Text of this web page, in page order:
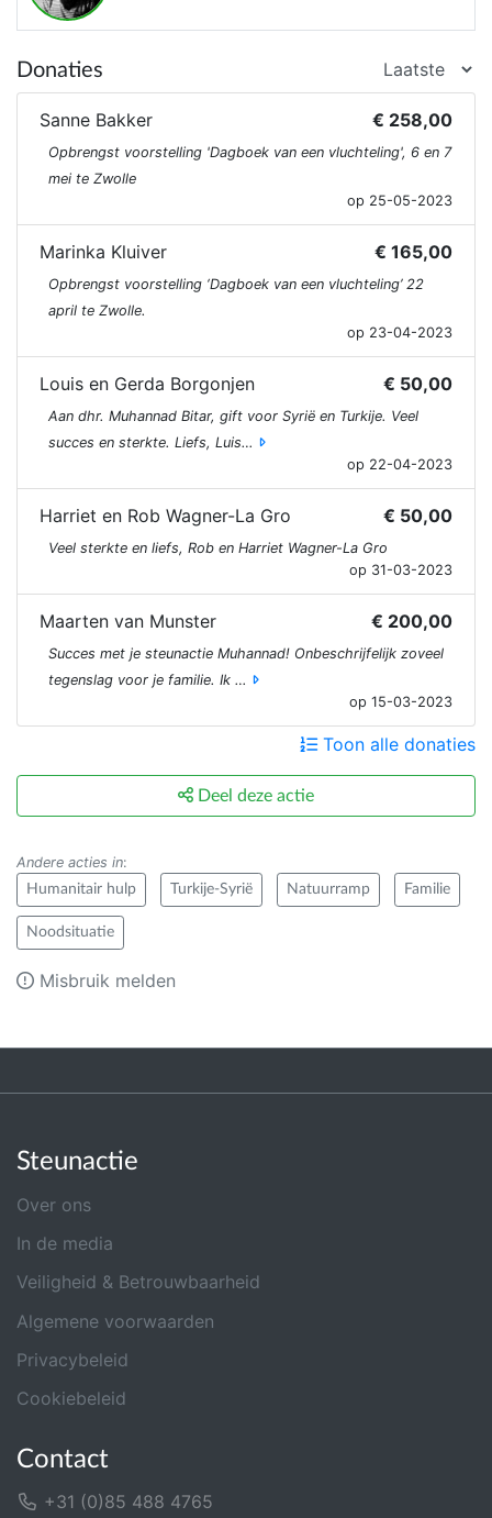
Donaties
Sanne Bakker € 258,00
Opbrengst voorstelling 'Dagboek van een vluchteling', 6 en 7
mei te Zwolle
op 25-05-2023
Marinka Kluiver € 165,00
Opbrengst voorstelling ‘Dagboek van een vluchteling’ 22
april te Zwolle.
op 23-04-2023
Louis en Gerda Borgonjen € 50,00
Aan dhr. Muhannad Bitar, gift voor Syrië en Turkije. Veel
succes en sterkte. Liefs, Luis…
op 22-04-2023
Harriet en Rob Wagner-La Gro € 50,00
Veel sterkte en liefs, Rob en Harriet Wagner-La Gro
op 31-03-2023
Maarten van Munster € 200,00
Succes met je steunactie Muhannad! Onbeschrijfelijk zoveel
tegenslag voor je familie. Ik …
op 15-03-2023
Toon alle donaties
Deel deze actie
Andere acties in:
Humanitair hulp Turkije-Syrië Natuurramp Familie
Noodsituatie
Misbruik melden
Steunactie
Over ons
In de media
Veiligheid & Betrouwbaarheid
Algemene voorwaarden
Privacybeleid
Cookiebeleid
Contact
+31 (0)85 488 4765